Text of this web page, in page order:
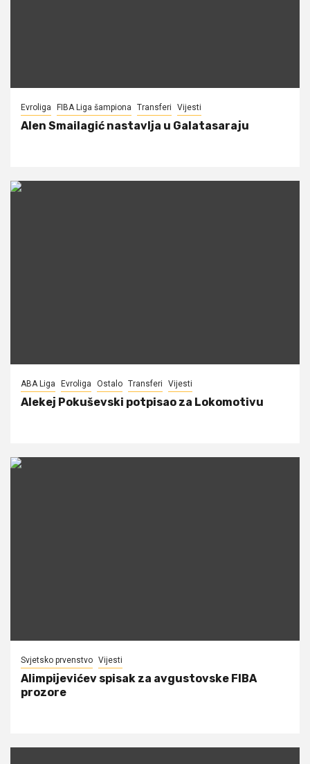
Evroliga FIBA Liga šampiona Transferi Vijesti
Alen Smailagić nastavlja u Galatasaraju
ABA Liga Evroliga Ostalo Transferi Vijesti
Alekej Pokuševski potpisao za Lokomotivu
Svjetsko prvenstvo Vijesti
Alimpijevićev spisak za avgustovske FIBA
prozore